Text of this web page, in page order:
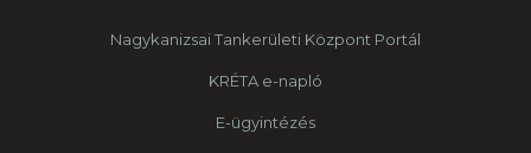
Nagykanizsai Tankerületi Központ Portál
KRÉTA e-napló
E-ügyintézés